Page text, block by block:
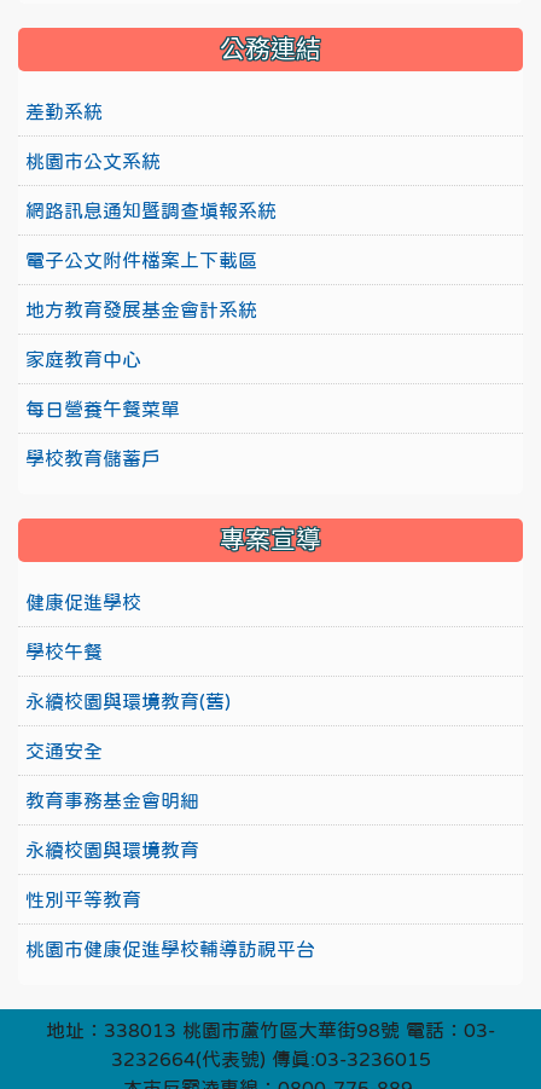
公務連結
差勤系統
桃園市公文系統
網路訊息通知暨調查填報系統
電子公文附件檔案上下載區
地方教育發展基金會計系統
家庭教育中心
每日營養午餐菜單
學校教育儲蓄戶
專案宣導
健康促進學校
學校午餐
永續校園與環境教育(舊)
交通安全
教育事務基金會明細
永續校園與環境教育
性別平等教育
桃園市健康促進學校輔導訪視平台
地址：338013 桃園市蘆竹區大華街98號 電話：03-
3232664(代表號) 傳真:03-3236015